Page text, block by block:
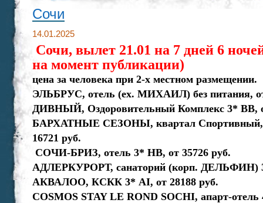
Сочи
14.01.2025
Сочи, вылет 21.01 на 7 дней 6
на момент публикации)
цена за человека при 2-х местном размещении.
ЭЛЬБРУС, отель (ex. МИХАИЛ) без питания,
ДИВНЫЙ, Оздоровительный Комплекс 3* ВВ,
БАРХАТНЫЕ СЕЗОНЫ, квартал Спортивный,
16721 руб.
СОЧИ-БРИЗ, отель 3* НВ, от 35726 руб.
АДЛЕРКУРОРТ, санаторий (корп. ДЕЛЬФИН)
АКВАЛОО, КСКК 3* AI, от 28188 руб.
COSMOS STAY LE ROND SOCHI, апарт-